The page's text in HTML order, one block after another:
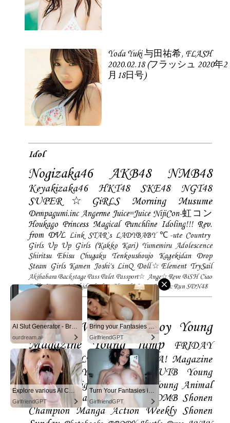
AI Slut Generator - Bring your Fantasies to life 🔥
ourdream.ai
Bring your Fantasies to life
GirlfriendGPT
Explore various AI Characters on GirlfriendGPT
GirlfriendGPT
Turn Your Fantasies into Reality on GirlfriendGPT
GirlfriendGPT
Yoda Yuki 与田祐希, FLASH
2020.02.18 (フラッシュ 2020年2
月18日号)
Idol
Nogizaka46 AKB48 NMB48
Keyakizaka46 HKT48 SKE48
NGT48
SUPER☆GiRLS
Morning Musume
Dempagumi.inc Angerme Juice=Juice NijiCon-虹コン
Houkago Princess Magical Punchline Idoling!!! Rev.
from DVL Link STAR`s LADYBABY ℃-ute Country
Girls Up Up Girls (Kakko Kari) Yumemiru Adolescence
Shiritsu Ebisu Chugaku
Tenkoushoujo Kagekidan
Drop
Steam Girls Kamen Joshi's LinQ Doll☆Element TrySail
Akihabara Backstage Pass Palet Passport☆ Ange☆Reve BiSH Ciao
Bella Cinquetti Gekidanherbest Haraeki Stage Ace Ru:Run SDN48
Magazines
FLASH Weekly Playboy Young
Magazine
Young Jump
FRIDAY
Magazine BLT ENTAME
SPA! Magazine
EX-Taishu
Young Gangan UTB
Young
Champion Big Comic Spirtis Young Animal
Shonen Magazine BUBKA BOMB Shonen
Champion Manga Action Weekly Shonen